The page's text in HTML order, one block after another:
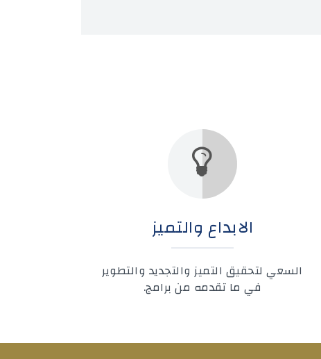
الابداع والتميز
السعي‭ ‬لتحقيق‭ ‬التميز‭ ‬والتجديد‭ ‬والتطوير‭
‬في‭ ‬ما‭ ‬تقدمه‭ ‬من‭ ‬برامج‭.